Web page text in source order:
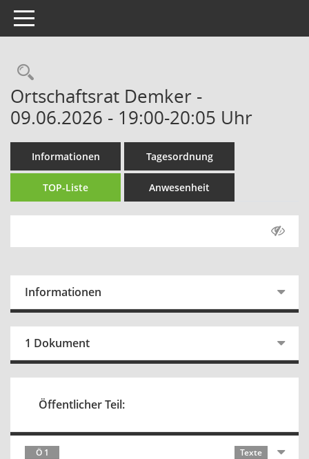
Toggle navigation
Rechercheauswahl
Ortschaftsrat Demker -
09.06.2026 - 19:00-20:05 Uhr
Informationen Tagesordnung
TOP-Liste Anwesenheit
Informationen
1 Dokument
Öffentlicher Teil:
Ö 1 Texte